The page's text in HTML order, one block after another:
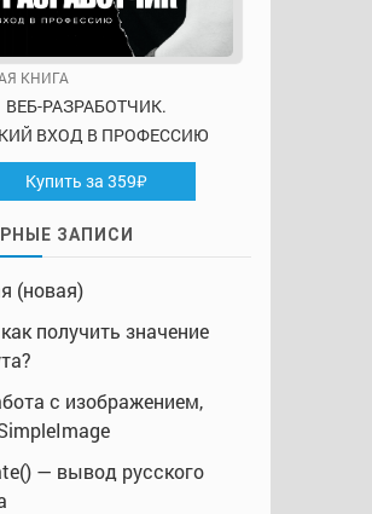
КНИГА
ВЕБ-РАЗРАБОТЧИК.
ВХОД В ПРОФЕССИЮ
Купить за 359₽
ЗАПИСИ
(новая)
получить значение
с изображением,
— вывод русского